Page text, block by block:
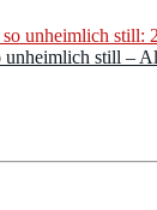
unheimlich still –